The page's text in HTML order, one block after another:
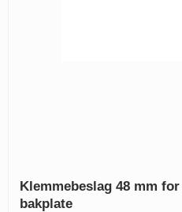
Klemmebeslag 48 mm
bakplate